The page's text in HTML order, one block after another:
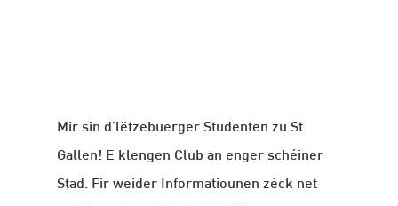
Mir sin d'lëtzebuerger Studenten zu St.
Gallen! E klengen Club an enger schéiner
Stad. Fir weider Informatiounen zéck net